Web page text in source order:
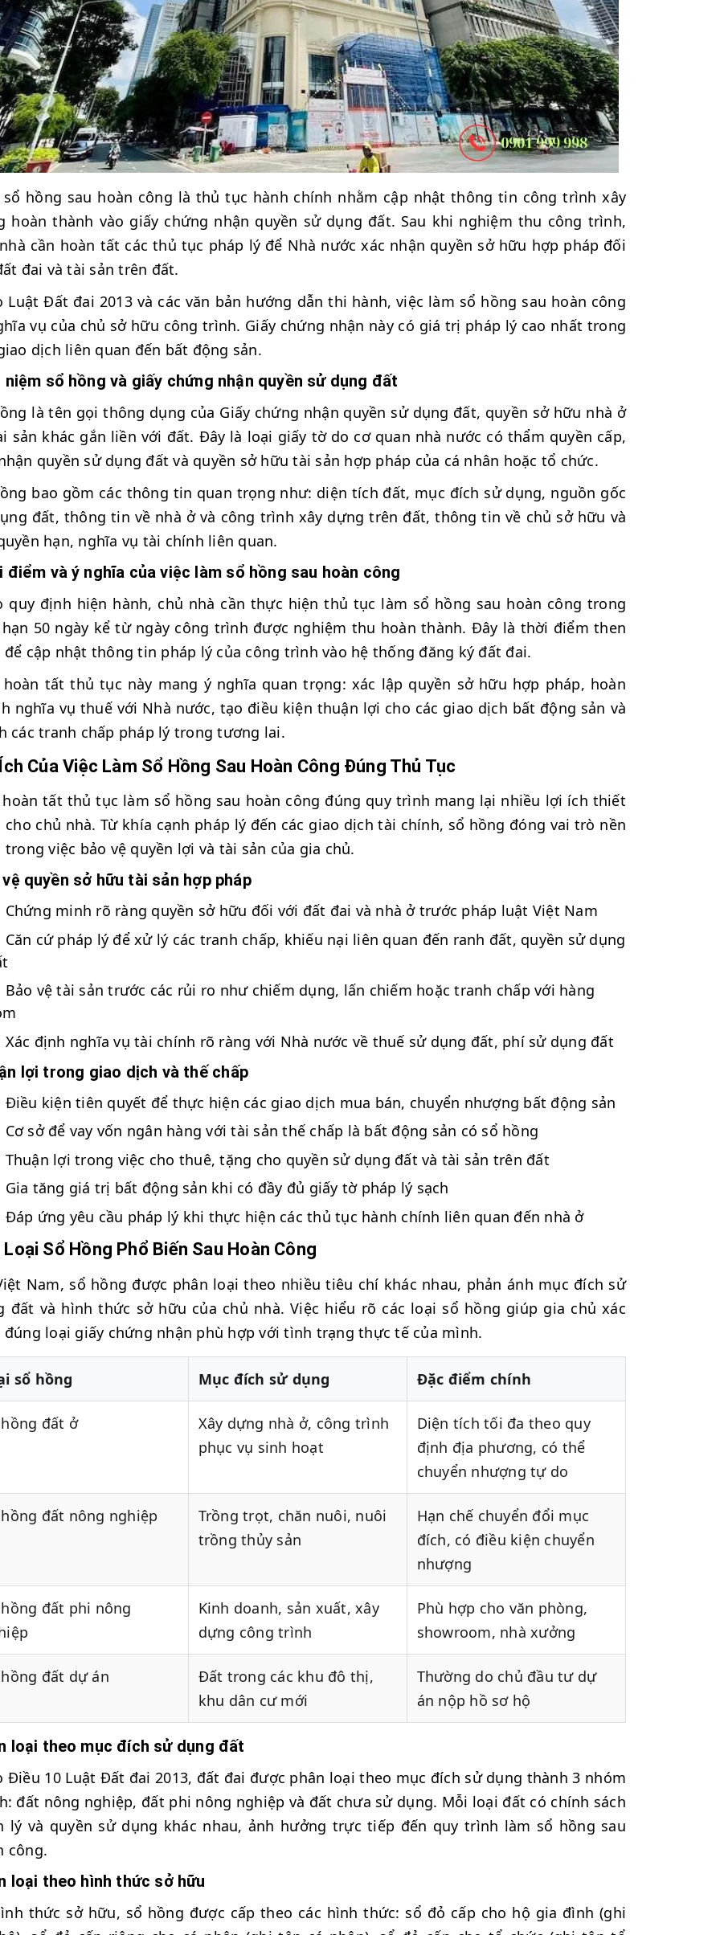
sổ hồng sau hoàn công là thủ tục hành chính nhằm cập nhật thông tin công trình xây
hoàn thành vào giấy chứng nhận quyền sử dụng đất. Sau khi nghiệm thu công trình,
cần hoàn tất các thủ tục pháp lý để Nhà nước xác nhận quyền sở hữu hợp pháp đối
đai và tài sản trên đất.
Luật Đất đai 2013 và các văn bản hướng dẫn thi hành, việc làm sổ hồng sau hoàn công
vụ của chủ sở hữu công trình. Giấy chứng nhận này có giá trị pháp lý cao nhất trong
dịch liên quan đến bất động sản.
niệm sổ hồng và giấy chứng nhận quyền sử dụng đất
là tên gọi thông dụng của Giấy chứng nhận quyền sử dụng đất, quyền sở hữu nhà ở
sản khác gắn liền với đất. Đây là loại giấy tờ do cơ quan nhà nước có thẩm quyền cấp,
quyền sử dụng đất và quyền sở hữu tài sản hợp pháp của cá nhân hoặc tổ chức.
bao gồm các thông tin quan trọng như: diện tích đất, mục đích sử dụng, nguồn gốc
đất, thông tin về nhà ở và công trình xây dựng trên đất, thông tin về chủ sở hữu và
hạn, nghĩa vụ tài chính liên quan.
điểm và ý nghĩa của việc làm sổ hồng sau hoàn công
quy định hiện hành, chủ nhà cần thực hiện thủ tục làm sổ hồng sau hoàn công trong
50 ngày kể từ ngày công trình được nghiệm thu hoàn thành. Đây là thời điểm then
để cập nhật thông tin pháp lý của công trình vào hệ thống đăng ký đất đai.
hoàn tất thủ tục này mang ý nghĩa quan trọng: xác lập quyền sở hữu hợp pháp, hoàn
nghĩa vụ thuế với Nhà nước, tạo điều kiện thuận lợi cho các giao dịch bất động sản và
các tranh chấp pháp lý trong tương lai.
Của Việc Làm Sổ Hồng Sau Hoàn Công Đúng Thủ Tục
hoàn tất thủ tục làm sổ hồng sau hoàn công đúng quy trình mang lại nhiều lợi ích thiết
cho chủ nhà. Từ khía cạnh pháp lý đến các giao dịch tài chính, sổ hồng đóng vai trò nền
trong việc bảo vệ quyền lợi và tài sản của gia chủ.
vệ quyền sở hữu tài sản hợp pháp
Chứng minh rõ ràng quyền sở hữu đối với đất đai và nhà ở trước pháp luật Việt Nam
Căn cứ pháp lý để xử lý các tranh chấp, khiếu nại liên quan đến ranh đất, quyền sử dụng
Bảo vệ tài sản trước các rủi ro như chiếm dụng, lấn chiếm hoặc tranh chấp với hàng
Xác định nghĩa vụ tài chính rõ ràng với Nhà nước về thuế sử dụng đất, phí sử dụng đất
lợi trong giao dịch và thế chấp
Điều kiện tiên quyết để thực hiện các giao dịch mua bán, chuyển nhượng bất động sản
Cơ sở để vay vốn ngân hàng với tài sản thế chấp là bất động sản có sổ hồng
Thuận lợi trong việc cho thuê, tặng cho quyền sử dụng đất và tài sản trên đất
Gia tăng giá trị bất động sản khi có đầy đủ giấy tờ pháp lý sạch
Đáp ứng yêu cầu pháp lý khi thực hiện các thủ tục hành chính liên quan đến nhà ở
Loại Sổ Hồng Phổ Biến Sau Hoàn Công
Nam, sổ hồng được phân loại theo nhiều tiêu chí khác nhau, phản ánh mục đích sử
đất và hình thức sở hữu của chủ nhà. Việc hiểu rõ các loại sổ hồng giúp gia chủ xác
đúng loại giấy chứng nhận phù hợp với tình trạng thực tế của mình.
sổ hồng Mục đích sử dụng Đặc điểm chính
hồng đất ở
Xây dựng nhà ở, công trình
phục vụ sinh hoạt
Diện tích tối đa theo quy
định địa phương, có thể
chuyển nhượng tự do
hồng đất nông nghiệp
Trồng trọt, chăn nuôi, nuôi
trồng thủy sản
Hạn chế chuyển đổi mục
đích, có điều kiện chuyển
nhượng
hồng đất phi nông
Kinh doanh, sản xuất, xây
dựng công trình
Phù hợp cho văn phòng,
showroom, nhà xưởng
hồng đất dự án
Đất trong các khu đô thị,
khu dân cư mới
Thường do chủ đầu tư dự
án nộp hồ sơ hộ
loại theo mục đích sử dụng đất
Điều 10 Luật Đất đai 2013, đất đai được phân loại theo mục đích sử dụng thành 3 nhóm
đất nông nghiệp, đất phi nông nghiệp và đất chưa sử dụng. Mỗi loại đất có chính sách
lý và quyền sử dụng khác nhau, ảnh hưởng trực tiếp đến quy trình làm sổ hồng sau
công.
loại theo hình thức sở hữu
thức sở hữu, sổ hồng được cấp theo các hình thức: sổ đỏ cấp cho hộ gia đình (ghi